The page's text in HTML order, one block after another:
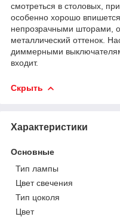
смотреться в столовых,
особенно хорошо
непрозрачными шторами,
металлический оттенок.
диммерными
входит.
Скрыть
Характеристики
Основные
Тип лампы
Цвет свечения
Тип цоколя
Цвет